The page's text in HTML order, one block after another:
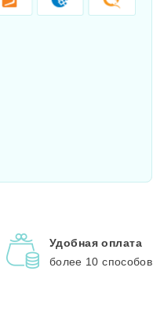
Удобная оплата
более 10 способов